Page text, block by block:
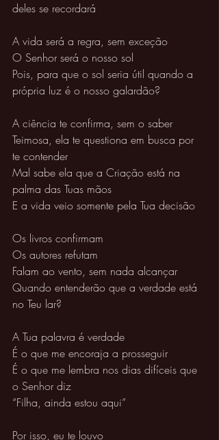
deles se recordará
A vida será a regra, sem exceção
O Senhor será o nosso sol
Pois, para que o sol seria útil quando a
própria luz é o nosso galardão?
A ciência te confirma, sem o saber
Teimosa, ela te questiona em busca por
te contender
Mal sabe ela que a Criação está na
palma das Tuas mãos
E a vida veio somente pela Tua decisão
Os livros confirmam
Os autores refutam
Falam ao vento, sem nada alcançar
Quando entenderão que a verdade está
no Teu lar?
A Tua palavra é verdade
É o que me encoraja a prosseguir
É o que me lembra nos dias difíceis que
o Senhor diz
“Filha, ainda estou aqui”
Por isso, eu te louvo